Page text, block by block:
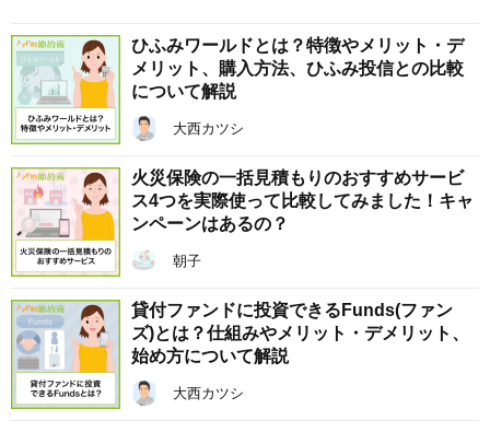
ひふみワールドとは？特徴やメリット・デ
メリット、購入方法、ひふみ投信との比較
について解説
大西カツシ
火災保険の一括見積もりのおすすめサービ
ス4つを実際使って比較してみました！キャ
ンペーンはあるの？
朝子
貸付ファンドに投資できるFunds(ファン
ズ)とは？仕組みやメリット・デメリット、
始め方について解説
大西カツシ